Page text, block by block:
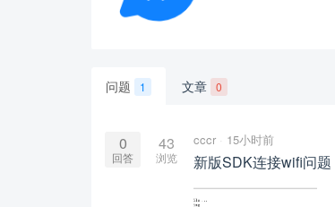
问题 1 文章 0
0
回答
43
浏览
cccr 15小时前
新版SDK连接wifi问题